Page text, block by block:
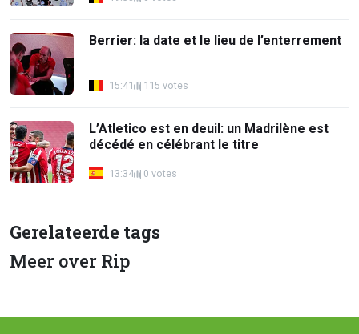
Berrier: la date et le lieu de l’enterrement
15:41 115 votes
L’Atletico est en deuil: un Madrilène est
décédé en célébrant le titre
13:34 0 votes
Gerelateerde tags
Meer over Rip